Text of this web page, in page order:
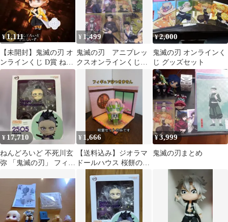
¥1,111
【未開封】鬼滅の刃 オ
ンラインくじ D賞 ねん
どろいどさぷらいず 我
妻善逸㉕
¥ 1,499
鬼滅の刃 アニプレッ
クスオンラインくじ
ろいどさぷらいず他
¥2,000
鬼滅の刃 オンラインく
じ グッズセット
¥ 17,710
ねんどろいど 不死川玄
弥 「鬼滅の刃」 フィギ
¥ 1,666
【送料込み】ジオラマ
ドールハウス 桜餅の和
¥3,999
鬼滅の刃まとめ